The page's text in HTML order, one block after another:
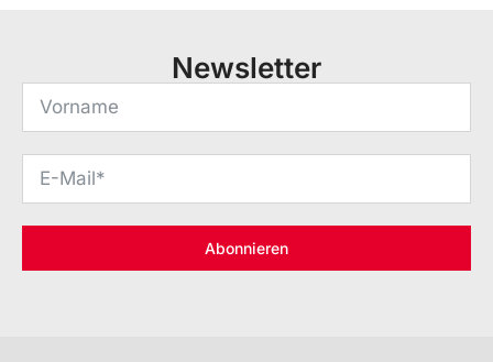
Newsletter
Abonnieren